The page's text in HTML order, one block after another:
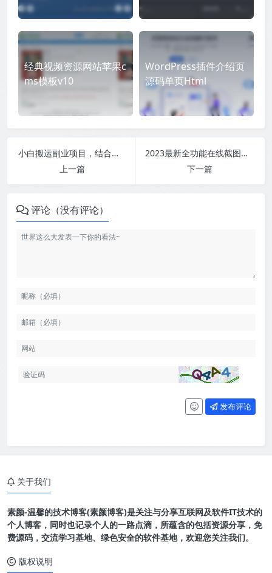
经典视频资源网站苹果c
ms模板v10
WordPress插件介绍页
源码单页Html
小白搬运副业项目，结合本地运营月入过万
上一篇
2023最新全功能在线截图生成器工具网页版网站源码
下一篇
评论（没有评论）
发布评论
关于我们
素颜-温馨的技术博客(素颜博客)是关注与分享互联网及软件IT技术的
个人博客，同时也记录个人的一路点滴，所蕴含的包括资源分享，免
费源码，交流学习基地、绿色安全的软件基地，欢迎您关注我们。
版权说明